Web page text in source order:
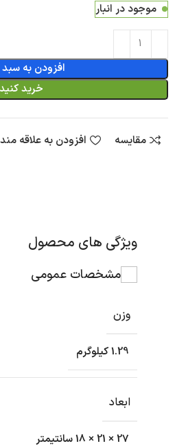
موجود در انبار
افزودن به
خرید کنید
مقایسه افزودن به علاقه
ویژگی های محصول
مشخصات عمومی
وزن
1.29 کیلوگرم
ابعاد
27 × 21 × 18 سانتیمتر